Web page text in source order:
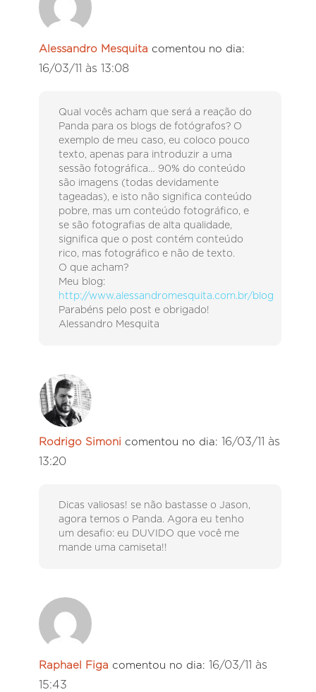
Alessandro Mesquita comentou no dia:
16/03/11 às 13:08
Qual vocês acham que será a reação do
Panda para os blogs de fotógrafos? O
exemplo de meu caso, eu coloco pouco
texto, apenas para introduzir a uma
sessão fotográfica… 90% do conteúdo
são imagens (todas devidamente
tageadas), e isto não significa conteúdo
pobre, mas um conteúdo fotográfico, e
se são fotografias de alta qualidade,
significa que o post contém conteúdo
rico, mas fotográfico e não de texto.
O que acham?
Meu blog:
http://www.alessandromesquita.com.br/blog
Parabéns pelo post e obrigado!
Alessandro Mesquita
Rodrigo Simoni comentou no dia: 16/03/11 às
13:20
Dicas valiosas! se não bastasse o Jason,
agora temos o Panda. Agora eu tenho
um desafio: eu DUVIDO que você me
mande uma camiseta!!
Raphael Figa comentou no dia: 16/03/11 às
15:43